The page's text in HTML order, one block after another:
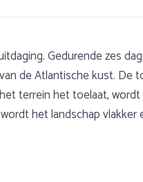
Gedurende zes
de Atlantische kust.
terrein het toelaat,
het landschap